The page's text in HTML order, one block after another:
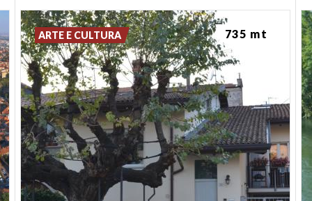
marchesi D’Adda e di incaricare il celebre architetto
Giuseppe Piermarini (autore di molti capolavori tra
cui La Scala di Milano) di ristrutturare la villa in stile
neoclassico.
Oggi l’edificio si caratterizza per una mescolanza tra
lo stile barocco e lo stile neoclassico. Durante la
seconda guerra mondiale il palazzo fu lasciato in
stato di abbandono e con l’arrivo dei comandi
tedeschi fu inizialmente adibito a scuola e poi in
seguito diviso in appartamenti destinati ad autorità
ARTE E CULTURA 735 mt